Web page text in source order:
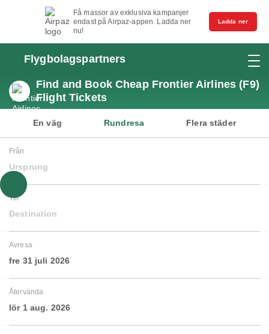
Få massor av exklusiva kampanjer
endast på Airpaz-appen. Ladda ner
nu!
Ladda ner
Flygbolagspartners
Find and Book Cheap Frontier Airlines (F9)
Flight Tickets
En väg Rundresa Flera städer
Från
Ursprung
Till
Destination
Avresa
fre 31 juli 2026
Återvända
lör 1 aug. 2026